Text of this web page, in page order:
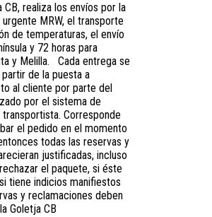
CB, realiza los envíos por la
MRW, el transporte
de temperaturas, el envío
y 72 horas para
y Melilla. Cada entrega se
de la puesta a
al cliente por parte del
por el sistema de
Corresponde
el pedido en el momento
todas las reservas y
justificadas, incluso
el paquete, si éste
tiene indicios manifiestos
y reclamaciones deben
Goletja CB